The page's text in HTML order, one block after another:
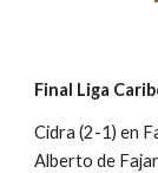
Final Liga
Cidra (2-1) en
Alberto de